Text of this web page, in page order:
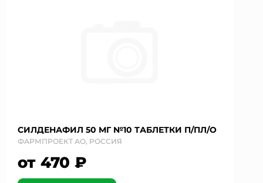
СИЛДЕНАФИЛ 50 МГ №10 ТАБЛЕТКИ П/ПЛ/О
ФАРМПРОЕКТ АО, РОССИЯ
от 470 ₽